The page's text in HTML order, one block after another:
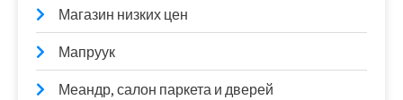
Магазин низких цен
Мапруук
Меандр, салон паркета и дверей